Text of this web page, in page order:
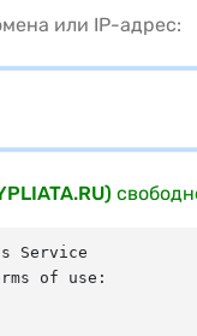
или IP-адрес:
Service
of use: